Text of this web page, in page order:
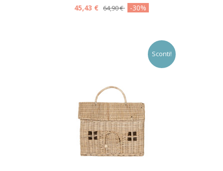
45,43 € 64,90 € -30%
Sconti!